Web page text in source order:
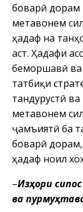
боварӣ дорам
метавонем
ҳадаф на
аст. Ҳадафи
беморшавӣ ва
татбиқи
тандурустӣ
метавонем
ҷамъиятӣ ба
боварӣ
ҳадаф ноил
–Изҳори
ва